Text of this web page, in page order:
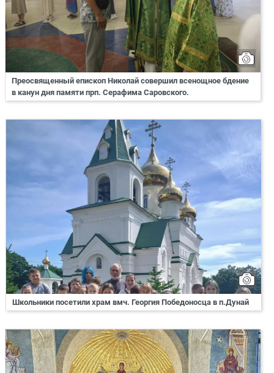
Преосвященный епископ Николай совершил всенощное бдение
в канун дня памяти прп. Серафима Саровского.
Школьники посетили храм вмч. Георгия Победоносца в п.Дунай